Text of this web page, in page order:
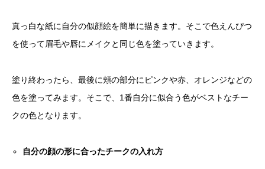
真っ白な紙に自分の似顔絵を簡単に描きます。そこで色えんぴつ
を使って眉毛や唇にメイクと同じ色を塗っていきます。
塗り終わったら、最後に頬の部分にピンクや赤、オレンジなどの
色を塗ってみます。そこで、1番自分に似合う色がベストなチー
クの色となります。
自分の顔の形に合ったチークの入れ方